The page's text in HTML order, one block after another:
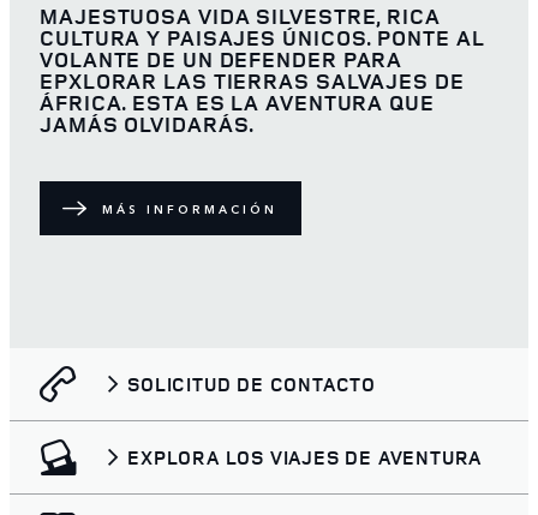
MAJESTUOSA VIDA SILVESTRE, RICA
CULTURA Y PAISAJES ÚNICOS. PONTE AL
VOLANTE DE UN DEFENDER PARA
EPXLORAR LAS TIERRAS SALVAJES DE
ÁFRICA. ESTA ES LA AVENTURA QUE
JAMÁS OLVIDARÁS.
MÁS INFORMACIÓN
SOLICITUD DE CONTACTO
EXPLORA LOS VIAJES DE AVENTURA